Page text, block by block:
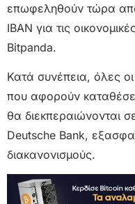
επωφεληθούν τώρα
IBAN για τις
Bitpanda.
Κατά συνέπεια, όλες
που αφορούν
θα διεκπεραιώνονται
Deutsche Bank,
διακανονισμούς.